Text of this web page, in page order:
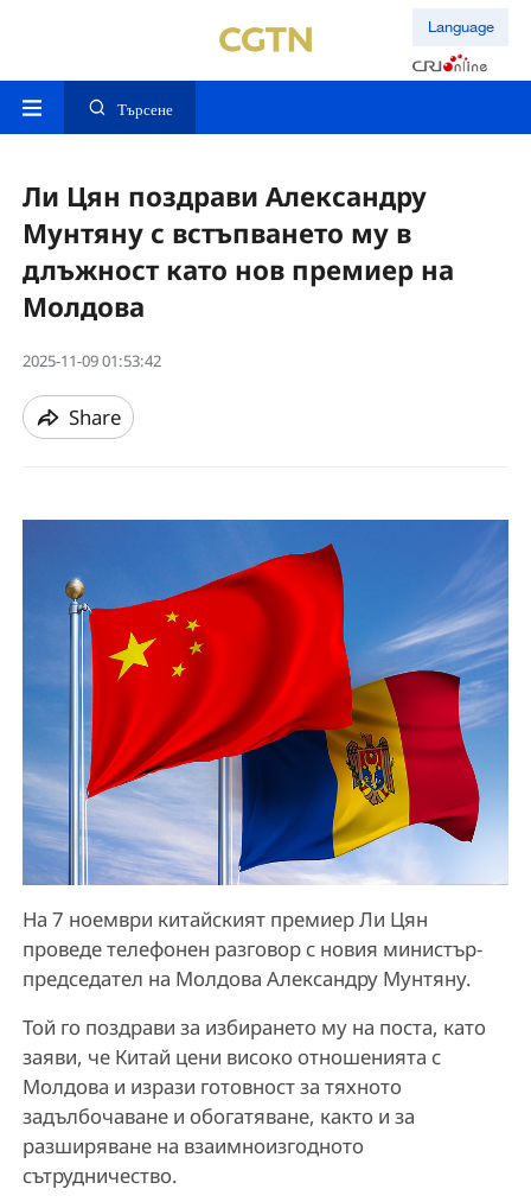
Language
Търсене
Ли Цян поздрави Александру
Мунтяну с встъпването му в
длъжност като нов премиер на
Молдова
2025-11-09 01:53:42
Share
На 7 ноември китайският премиер Ли Цян
проведе телефонен разговор с новия министър-
председател на Молдова Александру Мунтяну.
Той го поздрави за избирането му на поста, като
заяви, че Китай цени високо отношенията с
Молдова и изрази готовност за тяхното
задълбочаване и обогатяване, както и за
разширяване на взаимноизгодното
сътрудничество.